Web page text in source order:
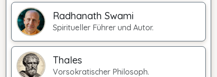
Radhanath Swami
Spiritueller Führer und Autor.
Thales
Vorsokratischer Philosoph.